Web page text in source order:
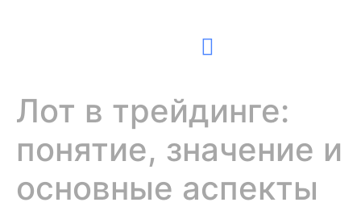
Лот в трейдинге:
понятие, значение и
основные аспекты